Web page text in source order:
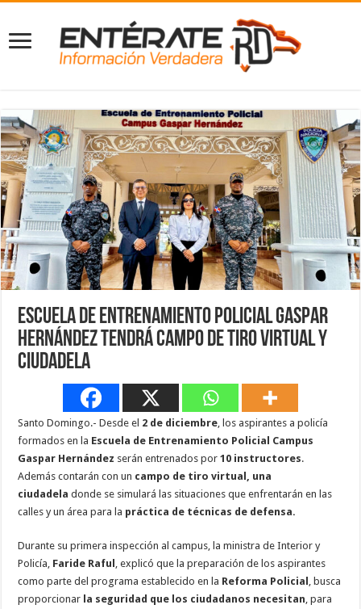
Escuela de Entrenamiento Policial Gaspar
Hernández tendrá campo de tiro virtual y
ciudadela
Santo Domingo.- Desde el 2 de diciembre , los aspirantes a policía
formados en la Escuela de Entrenamiento Policial Campus
Gaspar Hernández serán entrenados por10 instructores.
Además contarán con un campo de tiro virtual, una
ciudadela donde se simulará las situaciones que enfrentarán en las
calles y un área para la práctica de técnicas de defensa.
Durante su primera inspección al campus, la ministra de Interior y
Policía, Faride Raful
, explicó que la preparación de los aspirantes
como parte del programa establecido en la Reforma Policial
, busca
proporcionar la seguridad que los ciudadanos necesitan , para